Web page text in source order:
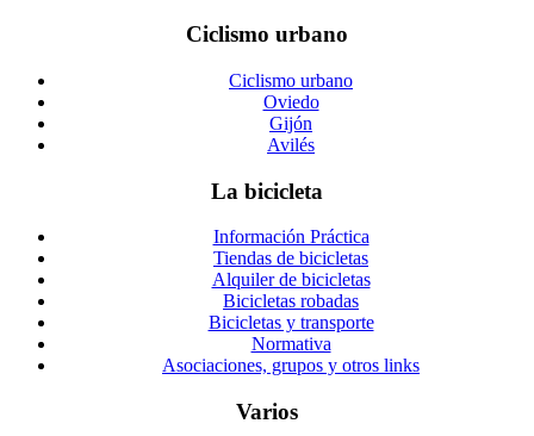
Ciclismo urbano
Ciclismo urbano
Oviedo
Gijón
Avilés
La bicicleta
Información Práctica
Tiendas de bicicletas
Alquiler de bicicletas
Bicicletas robadas
Bicicletas y transporte
Normativa
Asociaciones, grupos y otros links
Varios